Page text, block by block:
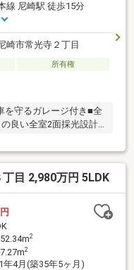
線 尼崎駅 徒歩15分
崎市常光寺２丁目
所有権
を守るガレージ付き■全
良い全室2面採光設計■
目 2,980万円 5LDK
2
2
年4月(築35年5ヶ月)